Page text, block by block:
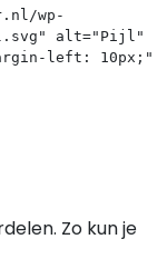
l.svg" alt="Pijl"
left: 10px;"
Zo kun je